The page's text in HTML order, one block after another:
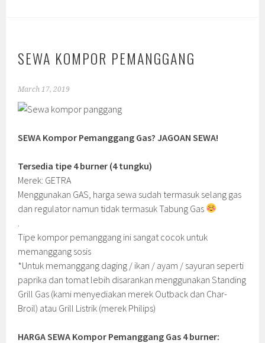
SEWA KOMPOR PEMANGGANG
March 17, 2019
SEWA Kompor Pemanggang Gas? JAGOAN SEWA!
Tersedia tipe 4 burner (4 tungku)
Merek: GETRA
Menggunakan GAS, harga sewa sudah termasuk selang gas
dan regulator namun tidak termasuk Tabung Gas
Tipe kompor pemanggang ini sangat cocok untuk
memanggang sosis
*Untuk memanggang daging / ikan / ayam / sayuran seperti
paprika dan tomat lebih disarankan menggunakan Standing
Grill Gas (kami menyediakan merek Outback dan Char-
Broil) atau Grill Listrik (merek Philips)
HARGA SEWA Kompor Pemanggang Gas 4 burner: